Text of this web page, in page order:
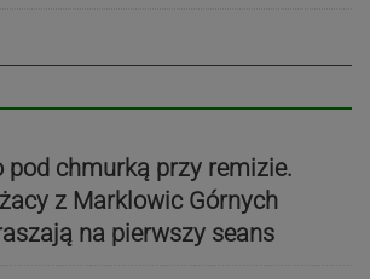
pod chmurką przy remizie.
z Marklowic Górnych
na pierwszy seans